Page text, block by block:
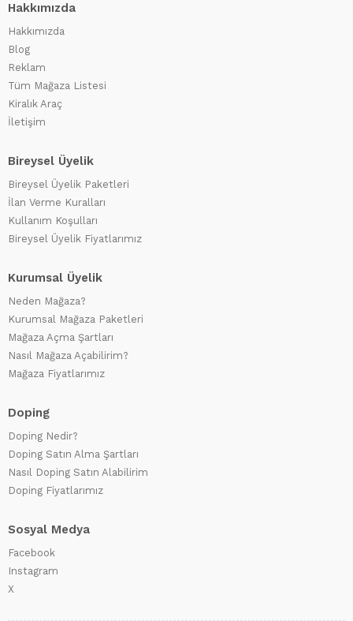
Hakkımızda
Hakkımızda
Blog
Reklam
Tüm Mağaza Listesi
Kiralık Araç
İletişim
Bireysel Üyelik
Bireysel Üyelik Paketleri
İlan Verme Kuralları
Kullanım Koşulları
Bireysel Üyelik Fiyatlarımız
Kurumsal Üyelik
Neden Mağaza?
Kurumsal Mağaza Paketleri
Mağaza Açma Şartları
Nasıl Mağaza Açabilirim?
Mağaza Fiyatlarımız
Doping
Doping Nedir?
Doping Satın Alma Şartları
Nasıl Doping Satın Alabilirim
Doping Fiyatlarımız
Sosyal Medya
Facebook
Instagram
X